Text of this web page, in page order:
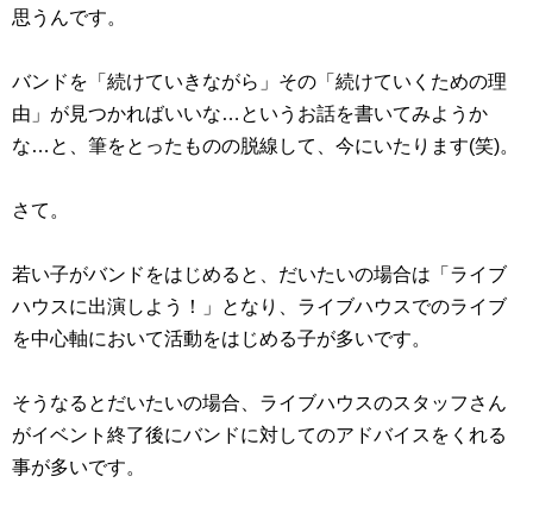
思うんです。
バンドを「続けていきながら」その「続けていくための理
由」が見つかればいいな…というお話を書いてみようか
な…と、筆をとったものの脱線して、今にいたります(笑)。
さて。
若い子がバンドをはじめると、だいたいの場合は「ライブ
ハウスに出演しよう！」となり、ライブハウスでのライブ
を中心軸において活動をはじめる子が多いです。
そうなるとだいたいの場合、ライブハウスのスタッフさん
がイベント終了後にバンドに対してのアドバイスをくれる
事が多いです。